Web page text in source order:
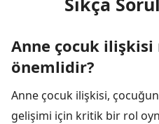
Anne çocuk ilişkisi
önemlidir?
Anne çocuk ilişkisi,
gelişimi için kritik bir rol